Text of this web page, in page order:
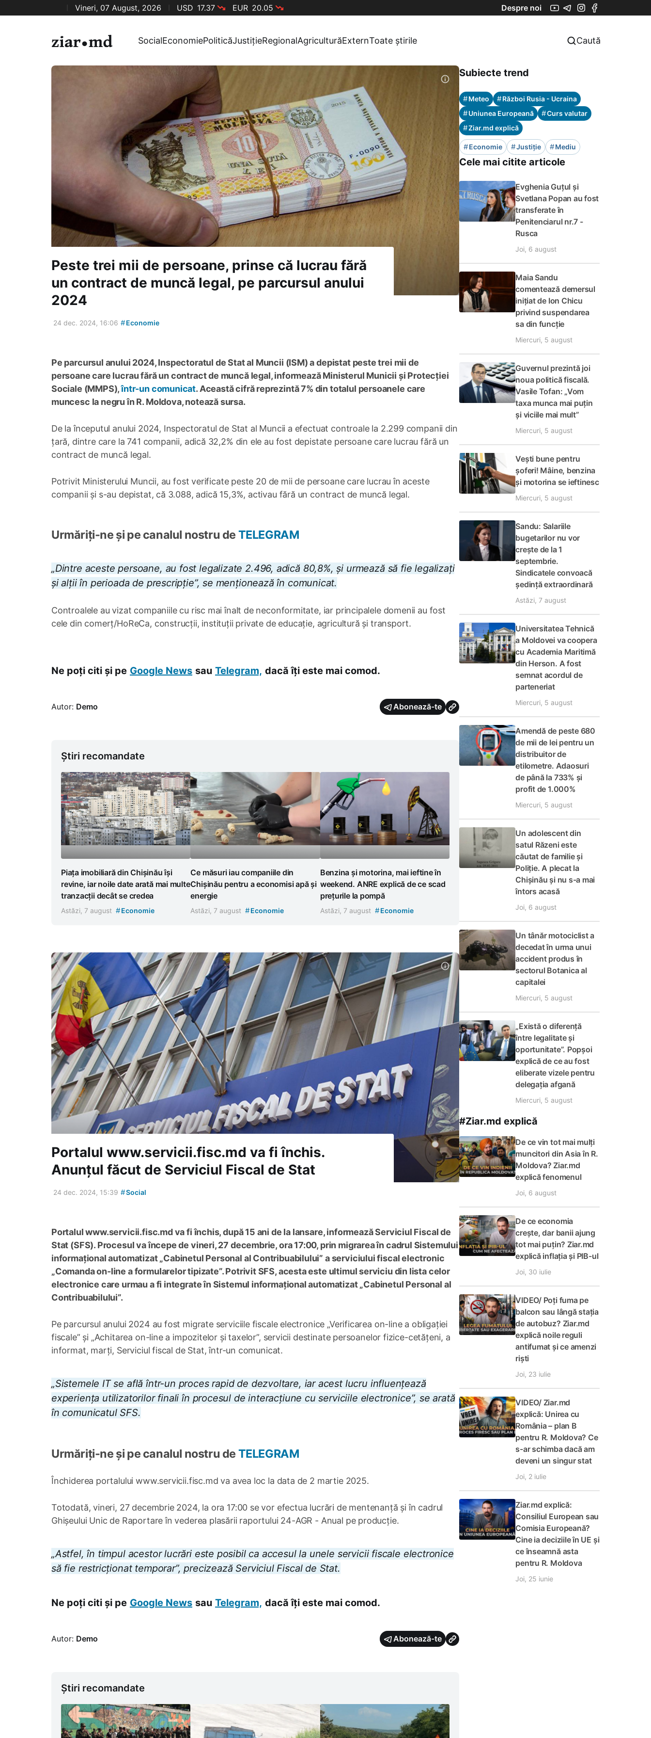
Vineri, 07 August, 2026 USD 17.37 EUR 20.05 Despre noi
SocialEconomiePoliticăJustițieRegionalAgriculturăExternToate știrile Caută
Peste trei mii de persoane, prinse că lucrau fără
un contract de muncă legal, pe parcursul anului
2024
24 dec. 2024, 16:06 #Economie
Pe parcursul anului 2024, Inspectoratul de Stat al Muncii (ISM) a depistat peste trei mii de
persoane care lucrau fără un contract de muncă legal, informează Ministerul Municii și Protecției
Sociale (MMPS),într-un comunicat. Această cifră reprezintă 7% din totalul persoanele care
muncesc la negru în R. Moldova, notează sursa.
De la începutul anului 2024, Inspectoratul de Stat al Muncii a efectuat controale la 2.299 companii din
țară, dintre care la 741 companii, adică 32,2% din ele au fost depistate persoane care lucrau fără un
contract de muncă legal.
Potrivit Ministerului Muncii, au fost verificate peste 20 de mii de persoane care lucrau în aceste
companii și s-au depistat, că 3.088, adică 15,3%, activau fără un contract de muncă legal.
Urmăriți-ne și pe canalul nostru de TELEGRAM
„Dintre aceste persoane, au fost legalizate 2.496, adică 80,8%, și urmează să fie legalizați
și alții în perioada de prescripție”, se menționează în comunicat.
Controalele au vizat companiile cu risc mai înalt de neconformitate, iar principalele domenii au fost
cele din comerț/HoReCa, construcții, instituții private de educație, agricultură și transport.
Ne poți citi și pe Google News sau Telegram, dacă îți este mai comod.
Autor: Demo Abonează-te
Știri recomandate
Piața imobiliară din Chișinău își
revine, iar noile date arată mai multe
tranzacții decât se credea
Astăzi, 7 august #Economie
Ce măsuri iau companiile din
Chișinău pentru a economisi apă și
energie
Astăzi, 7 august #Economie
Benzina și motorina, mai ieftine în
weekend. ANRE explică de ce scad
prețurile la pompă
Astăzi, 7 august #Economie
Portalul www.servicii.fisc.md va fi închis.
Anunțul făcut de Serviciul Fiscal de Stat
24 dec. 2024, 15:39 #Social
Portalul www.servicii.fisc.md va fi închis, după 15 ani de la lansare, informează Serviciul Fiscal de
Stat (SFS). Procesul va începe de vineri, 27 decembrie, ora 17:00, prin migrarea în cadrul Sistemului
informațional automatizat „Cabinetul Personal al Contribuabilului” a serviciului fiscal electronic
„Comanda on-line a formularelor tipizate”. Potrivit SFS, acesta este ultimul serviciu din lista celor
electronice care urmau a fi integrate în Sistemul informațional automatizat „Cabinetul Personal al
Contribuabilului”.
Pe parcursul anului 2024 au fost migrate serviciile fiscale electronice „Verificarea on-line a obligației
fiscale” și „Achitarea on-line a impozitelor și taxelor”, servicii destinate persoanelor fizice-cetățeni, a
informat, marți, Serviciul fiscal de Stat, într-un comunicat.
„Sistemele IT se află într-un proces rapid de dezvoltare, iar acest lucru influențează
experiența utilizatorilor finali în procesul de interacțiune cu serviciile electronice”, se arată
în comunicatul SFS.
Urmăriți-ne și pe canalul nostru de TELEGRAM
Închiderea portalului www.servicii.fisc.md va avea loc la data de 2 martie 2025.
Totodată, vineri, 27 decembrie 2024, la ora 17:00 se vor efectua lucrări de mentenanță și în cadrul
Ghișeului Unic de Raportare în vederea plasării raportului 24-AGR - Anual pe producție.
„Astfel, în timpul acestor lucrări este posibil ca accesul la unele servicii fiscale electronice
să fie restricționat temporar”, precizează Serviciul Fiscal de Stat.
Ne poți citi și pe Google News sau Telegram, dacă îți este mai comod.
Autor: Demo Abonează-te
Știri recomandate
Subiecte trend
#Meteo #Război Rusia - Ucraina
#Uniunea Europeană #Curs valutar
#Ziar.md explică
#Economie #Justiție #Mediu
Cele mai citite articole
Evghenia Guțul și
Svetlana Popan au fost
transferate în
Penitenciarul nr.7 -
Rusca
Joi, 6 august
Maia Sandu
comentează demersul
inițiat de Ion Chicu
privind suspendarea
sa din funcție
Miercuri, 5 august
Guvernul prezintă joi
noua politică fiscală.
Vasile Tofan: „Vom
taxa munca mai puțin
și viciile mai mult”
Miercuri, 5 august
Vești bune pentru
șoferi! Mâine, benzina
și motorina se ieftinesc
Miercuri, 5 august
Sandu: Salariile
bugetarilor nu vor
crește de la 1
septembrie.
Sindicatele convoacă
ședință extraordinară
Astăzi, 7 august
Universitatea Tehnică
a Moldovei va coopera
cu Academia Maritimă
din Herson. A fost
semnat acordul de
parteneriat
Miercuri, 5 august
Amendă de peste 680
de mii de lei pentru un
distribuitor de
etilometre. Adaosuri
de până la 733% și
profit de 1.000%
Miercuri, 5 august
Un adolescent din
satul Răzeni este
căutat de familie și
Poliție. A plecat la
Chișinău și nu s-a mai
întors acasă
Joi, 6 august
Un tânăr motociclist a
decedat în urma unui
accident produs în
sectorul Botanica al
capitalei
Miercuri, 5 august
„Există o diferență
între legalitate și
oportunitate”. Popșoi
explică de ce au fost
eliberate vizele pentru
delegația afgană
Miercuri, 5 august
#Ziar.md explică
De ce vin tot mai mulți
muncitori din Asia în R.
Moldova? Ziar.md
explică fenomenul
Joi, 6 august
De ce economia
crește, dar banii ajung
tot mai puțin? Ziar.md
explică inflația și PIB-ul
Joi, 30 iulie
VIDEO/ Poți fuma pe
balcon sau lângă stația
de autobuz? Ziar.md
explică noile reguli
antifumat și ce amenzi
riști
Joi, 23 iulie
VIDEO/ Ziar.md
explică: Unirea cu
România – plan B
pentru R. Moldova? Ce
s-ar schimba dacă am
deveni un singur stat
Joi, 2 iulie
Ziar.md explică:
Consiliul European sau
Comisia Europeană?
Cine ia deciziile în UE și
ce înseamnă asta
pentru R. Moldova
Joi, 25 iunie